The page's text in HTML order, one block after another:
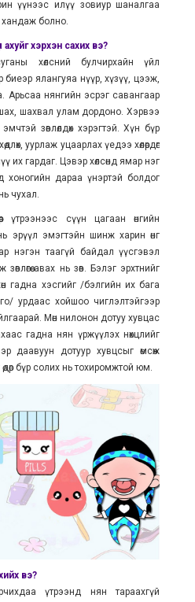
үүнээс илүү зовиур шаналгаа
болно.
ахуйг хэрхэн сахих вэ?
хөлсний булчирхайн үйл
ялангуяа нүүр, хүзүү, цээж,
Арьсаа нянгийн эсрэг савангаар
шахвал улам дордоно. Хэрвээ
зөвлөлдөх хэрэгтэй. Хүн бүр
уурлаж уцаарлах үедээ хөлөрдөг
их гардаг. Цэвэр хөлсөнд ямар нэг
хоногийн дараа үнэртэй болдог
чухал.
үтрээнээс сүүн цагаан өнгийн
эрүүл эмэгтэйн шинж харин өнгө
нэгэн таагүй байдал үүсгэвэл
авах нь зөв. Бэлэг эрхтнийг
гадна хэсгийг /бэлгийн их бага
урдаас хойшоо чиглэлтэйгээр
Мөн нилонон дотуу хувцас
гадна нян үржүүлэх нөхцлийг
даавуун дотуур хувцсыг өмсөж
бүр солих нь тохиромжтой юм.
вэ?
үтрээнд нян тараахгүй